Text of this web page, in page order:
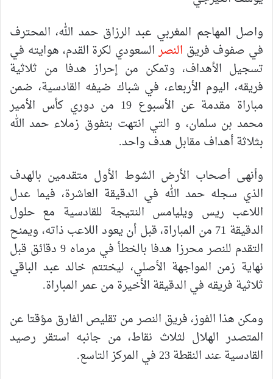
واصل المهاجم المغربي عبد الرزاق حمد الله، المحترف
في صفوف فريق النصرالسعودي لكرة القدم، هوايته في
تسجيل الأهداف، وتمكن من إحراز هدفا من ثلاثية
فريقه، اليوم الأربعاء، في شباك ضيفه القادسية، ضمن
مباراة مقدمة عن الأسبوع 19 من دوري كأس الأمير
محمد بن سلمان، و التي انتهت بتفوق زملاء حمد الله
بثلاثة أهداف مقابل هدف واحد.
وأنهى أصحاب الأرض الشوط الأول متقدمين بالهدف
الذي سجله حمد الله في الدقيقة العاشرة، فيما عدل
اللاعب ريس ويليامس النتيجة للقادسية مع حلول
الدقيقة 71 من المباراة، قبل أن يعود اللاعب ذاته، ويمنح
التقدم للنصر محرزا هدفا بالخطأ في مرماه 9 دقائق قبل
نهاية زمن المواجهة الأصلي، ليختتم خالد عبد الباقي
ثلاثية فريقه في الدقيقة الأخيرة من عمر المباراة.
ومكن هذا الفوز، فريق النصر من تقليص الفارق مؤقتا عن
المتصدر الهلال لثلاث نقاط، من جانبه استقر رصيد
القادسية عند النقطة 23 في المركز التاسع.